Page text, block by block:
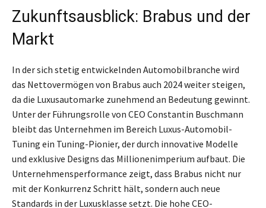
Zukunftsausblick: Brabus und der
Markt
In der sich stetig entwickelnden Automobilbranche wird
das Nettovermögen von Brabus auch 2024 weiter steigen,
da die Luxusautomarke zunehmend an Bedeutung gewinnt.
Unter der Führungsrolle von CEO Constantin Buschmann
bleibt das Unternehmen im Bereich Luxus-Automobil-
Tuning ein Tuning-Pionier, der durch innovative Modelle
und exklusive Designs das Millionenimperium aufbaut. Die
Unternehmensperformance zeigt, dass Brabus nicht nur
mit der Konkurrenz Schritt hält, sondern auch neue
Standards in der Luxusklasse setzt. Die hohe CEO-